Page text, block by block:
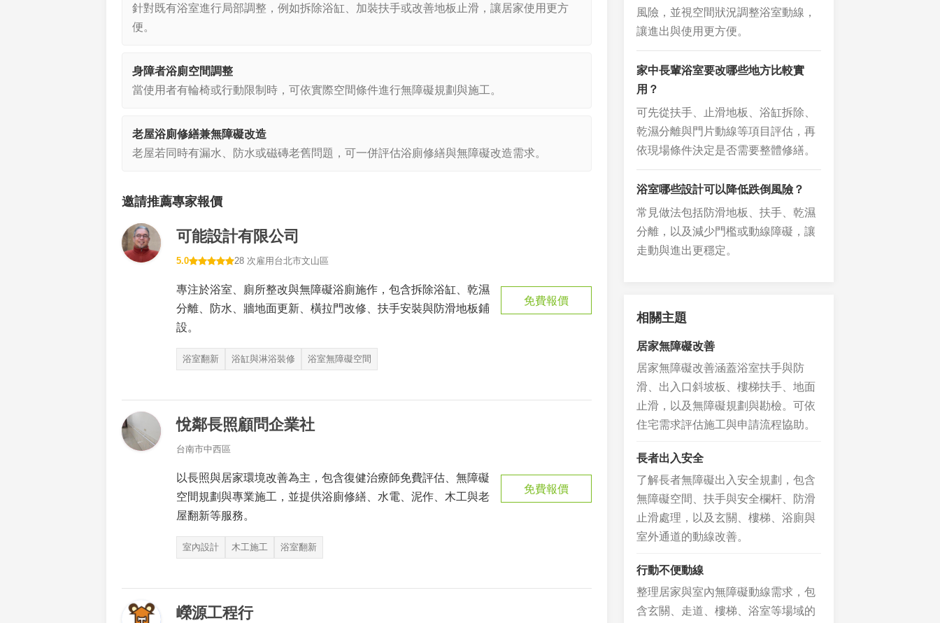
針對既有浴室進行局部調整，例如拆除浴缸、加裝扶手或改善地板止滑，讓居家使用更方
便。
身障者浴廁空間調整
當使用者有輪椅或行動限制時，可依實際空間條件進行無障礙規劃與施工。
老屋浴廁修繕兼無障礙改造
老屋若同時有漏水、防水或磁磚老舊問題，可一併評估浴廁修繕與無障礙改造需求。
邀請推薦專家報價
可能設計有限公司
5.0 28 次雇用 台北市文山區
專注於浴室、廁所整改與無障礙浴廁施作，包含拆除浴缸、乾濕
分離、防水、牆地面更新、橫拉門改修、扶手安裝與防滑地板鋪
設。
浴室翻新 浴缸與淋浴裝修 浴室無障礙空間
免費報價
悅鄰長照顧問企業社
台南市中西區
以長照與居家環境改善為主，包含復健治療師免費評估、無障礙
空間規劃與專業施工，並提供浴廁修繕、水電、泥作、木工與老
屋翻新等服務。
室內設計 木工施工 浴室翻新
免費報價
嶸源工程行
風險，並視空間狀況調整浴室動線，
讓進出與使用更方便。
家中長輩浴室要改哪些地方比較實
用？
可先從扶手、止滑地板、浴缸拆除、
乾濕分離與門片動線等項目評估，再
依現場條件決定是否需要整體修繕。
浴室哪些設計可以降低跌倒風險？
常見做法包括防滑地板、扶手、乾濕
分離，以及減少門檻或動線障礙，讓
走動與進出更穩定。
相關主題
居家無障礙改善
居家無障礙改善涵蓋浴室扶手與防
滑、出入口斜坡板、樓梯扶手、地面
止滑，以及無障礙規劃與勘檢。可依
住宅需求評估施工與申請流程協助。
長者出入安全
了解長者無障礙出入安全規劃，包含
無障礙空間、扶手與安全欄杆、防滑
止滑處理，以及玄關、樓梯、浴廁與
室外通道的動線改善。
行動不便動線
整理居家與室內無障礙動線需求，包
含玄關、走道、樓梯、浴室等場域的